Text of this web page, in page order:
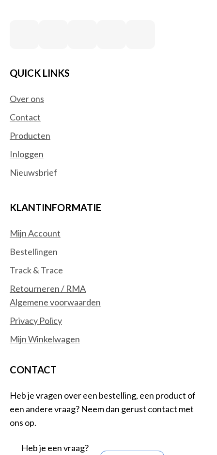
QUICK LINKS
Over ons
Contact
Producten
Inloggen
Nieuwsbrief
KLANTINFORMATIE
Mijn Account
Bestellingen
Track & Trace
Retourneren / RMA
Algemene voorwaarden
Privacy Policy
Mijn Winkelwagen
CONTACT
Heb je vragen over een bestelling, een product of
een andere vraag? Neem dan gerust contact met
ons op.
Heb je een vraag?